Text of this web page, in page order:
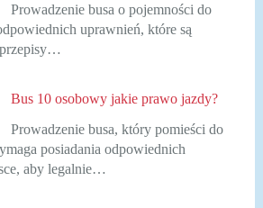
Prowadzenie busa o pojemności do
uprawnień, które są
Bus 10 osobowy jakie prawo jazdy?
Prowadzenie busa, który pomieści do
posiadania odpowiednich
aby legalnie…